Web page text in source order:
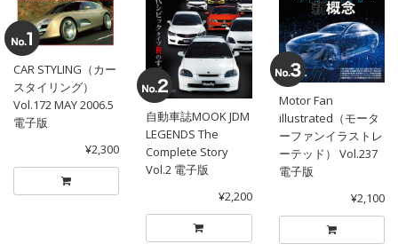
CAR STYLING（カー
スタイリング）
Vol.172 MAY 2006.5
電子版
¥2,300
自動車誌MOOK JDM
LEGENDS The
Complete Story
Vol.2 電子版
¥2,200
Motor Fan
illustrated（モータ
ーファンイラストレ
ーテッド） Vol.237
電子版
¥2,100